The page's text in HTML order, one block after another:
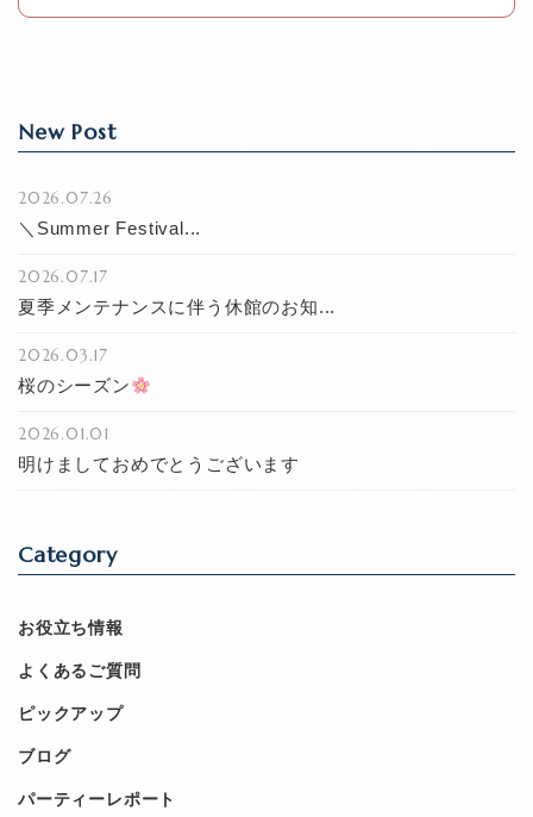
k
New Post
2026.07.26
＼Summer Festival...
2026.07.17
夏季メンテナンスに伴う休館のお知...
2026.03.17
桜のシーズン
2026.01.01
明けましておめでとうございます
Category
お役立ち情報
よくあるご質問
ピックアップ
ブログ
パーティーレポート